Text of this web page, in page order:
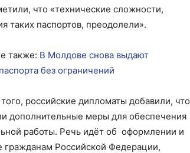
что «технические сложности,
таких паспортов, преодолели».
также: В Молдове снова выдают
без ограничений
российские дипломаты добавили, что
дополнительные меры для обеспечения
работы. Речь идёт об оформлении и
гражданам Российской Федерации,